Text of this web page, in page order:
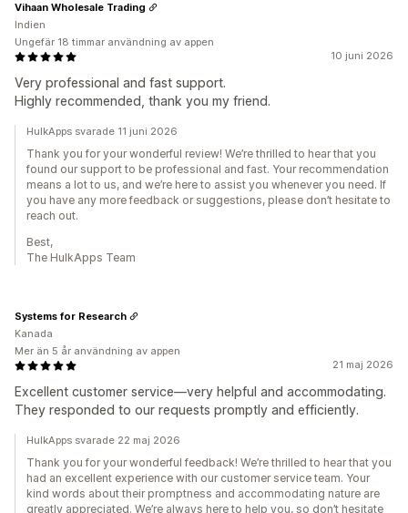
10 juni 2026
Very professional and fast support.
Highly recommended, thank you my friend.
Vihaan Wholesale Trading
Indien
Ungefär 18 timmar användning av appen
HulkApps svarade 11 juni 2026
Thank you for your wonderful review! We’re thrilled to hear that you
found our support to be professional and fast. Your recommendation
means a lot to us, and we’re here to assist you whenever you need. If
you have any more feedback or suggestions, please don’t hesitate to
reach out.
Best,
The HulkApps Team
21 maj 2026
Excellent customer service—very helpful and accommodating.
They responded to our requests promptly and efficiently.
Systems for Research
Kanada
Mer än 5 år användning av appen
HulkApps svarade 22 maj 2026
Thank you for your wonderful feedback! We’re thrilled to hear that you
had an excellent experience with our customer service team. Your
kind words about their promptness and accommodating nature are
greatly appreciated. We’re always here to help you, so don’t hesitate